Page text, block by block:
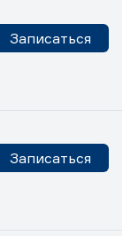
Записаться
Записаться